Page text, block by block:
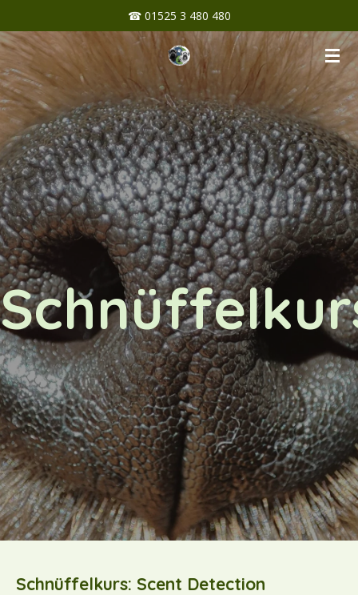
Hauptinhalt
springen
☎ 01525 3 480 480
Schnüffelkurs: Scent Detection